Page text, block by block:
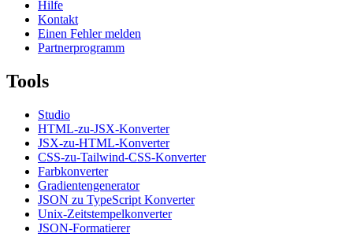
Hilfe
Kontakt
Einen Fehler melden
Partnerprogramm
Tools
Studio
HTML-zu-JSX-Konverter
JSX-zu-HTML-Konverter
CSS-zu-Tailwind-CSS-Konverter
Farbkonverter
Gradientengenerator
JSON zu TypeScript Konverter
Unix-Zeitstempelkonverter
JSON-Formatierer